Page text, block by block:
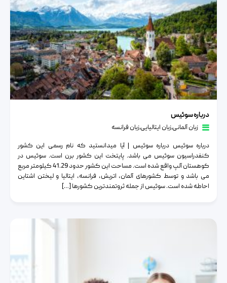
درباره سوئیس
زبان آلمانی٫زبان ایتالیایی٫زبان فرانسه
درباره سوئیس درباره سوئیس | آیا میدانستید که نام رسمی این کشور
کنفدراسیون سوئیس می باشد. پایتخت این کشور برن است. سوئیس در
کوهستان آلپ واقع شده است. مساحت این کشور حدود 41.29 کیلومتر مربع
می باشد و توسط کشورهای آلمان، اتریش، فرانسه، ایتالیا و لیختن اشتاین
احاطه شده است. سوئیس از جمله ثروتمندترین کشورها […]